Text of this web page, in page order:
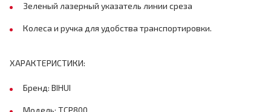
Зеленый лазерный указатель линии среза
Колеса и ручка для удобства транспортировки.
ХАРАКТЕРИСТИКИ:
Бренд: BIHUI
Модель: TCP800